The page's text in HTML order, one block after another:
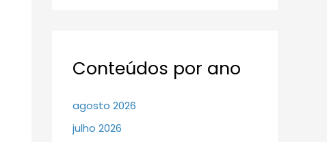
Conteúdos por ano
agosto 2026
julho 2026